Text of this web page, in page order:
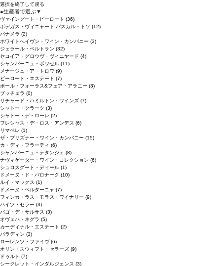
選択を終了して戻る
●生産者で選ぶ▼
ヴァイングート・ピーロート (36)
ボデガス・ヴィニャード パスカル・トソ (12)
パナメラ (2)
ホワイトへイヴン・ワイン・カンパニー (3)
ジェラール・ベルトラン (32)
セコイア・グロウヴ・ヴィニヤード (4)
シャンパーニュ・ボワゼル (11)
メナージュ・ア・トロワ (9)
ピーロート・エステート (7)
ボール・フォーラス&フェア・アラニー (3)
ブッチェラ (0)
リチャード・ハミルトン・ワインズ (7)
シャトー・クラーク (3)
シャトー・デ・ローレ (2)
フレシャス・デ・ロス・アンデス (6)
リマペレ (1)
ザ・プリズナー・ワイン・カンパニー (15)
カ・ディ・フラーティ (6)
シャンパーニュ・テタンジェ (8)
ナヴィゲーター・ワイン・コレクション (6)
シュロスグート・ディール (1)
ドメーヌ・ド・バロナーク (10)
ルイ・マックス (1)
ドメーヌ・ベルターニャ (7)
フィンカ・ラス・モラス・ワイナリー (9)
ハイツ・セラー (3)
パゴ・デ・サルサス (3)
オヴェハ・ネグラ (5)
カーディナル・エステート (2)
パラディン (3)
ローレンツ・ファイヴ(6)
オリン・スウィフト・セラーズ (9)
ドゥルト (7)
シークレット・インダルジェンス (3)